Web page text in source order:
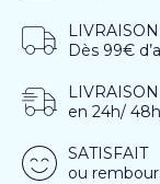
Dès 99€
LIVRAISON
en 24h/ 48h
SATISFAIT
ou